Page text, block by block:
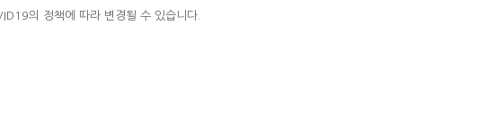
의 정책에 따라 변경될 수 있습니다.